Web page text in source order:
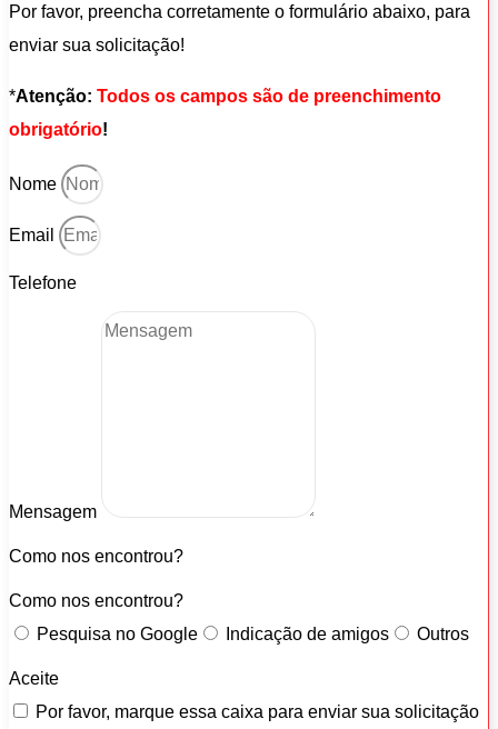
Por favor, preencha corretamente o formulário abaixo, para
enviar sua solicitação!
*Atenção: Todos os campos são de preenchimento
obrigatório!
Nome
Email
Telefone
Mensagem
Como nos encontrou?
Como nos encontrou?
Pesquisa no Google
Indicação de amigos Outros
Aceite
Por favor, marque essa caixa para enviar sua solicitação